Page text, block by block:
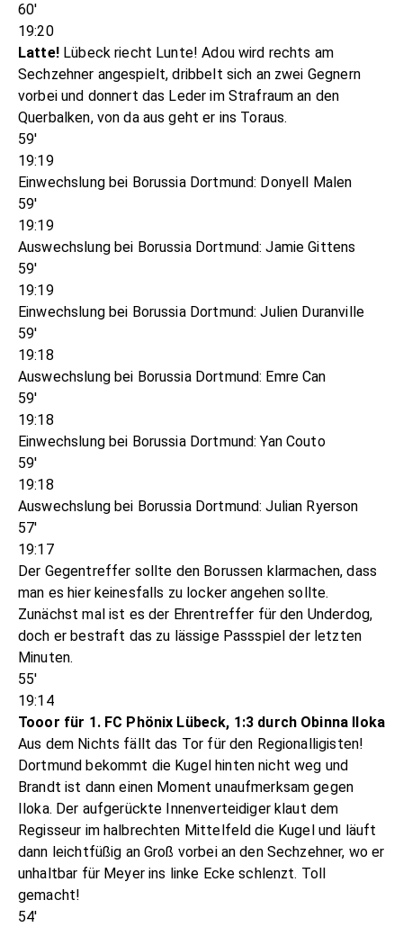
60'
19:20
Latte!Lübeck riecht Lunte! Adou wird rechts am
Sechzehner angespielt, dribbelt sich an zwei Gegnern
vorbei und donnert das Leder im Strafraum an den
Querbalken, von da aus geht er ins Toraus.
59'
19:19
Einwechslung bei Borussia Dortmund: Donyell Malen
59'
19:19
Auswechslung bei Borussia Dortmund: Jamie Gittens
59'
19:19
Einwechslung bei Borussia Dortmund: Julien Duranville
59'
19:18
Auswechslung bei Borussia Dortmund: Emre Can
59'
19:18
Einwechslung bei Borussia Dortmund: Yan Couto
59'
19:18
Auswechslung bei Borussia Dortmund: Julian Ryerson
57'
19:17
Der Gegentreffer sollte den Borussen klarmachen, dass
man es hier keinesfalls zu locker angehen sollte.
Zunächst mal ist es der Ehrentreffer für den Underdog,
doch er bestraft das zu lässige Passspiel der letzten
Minuten.
55'
19:14
Tooor für 1. FC Phönix Lübeck, 1:3 durch Obinna Iloka
Aus dem Nichts fällt das Tor für den Regionalligisten!
Dortmund bekommt die Kugel hinten nicht weg und
Brandt ist dann einen Moment unaufmerksam gegen
Iloka. Der aufgerückte Innenverteidiger klaut dem
Regisseur im halbrechten Mittelfeld die Kugel und läuft
dann leichtfüßig an Groß vorbei an den Sechzehner, wo er
unhaltbar für Meyer ins linke Ecke schlenzt. Toll
gemacht!
54'